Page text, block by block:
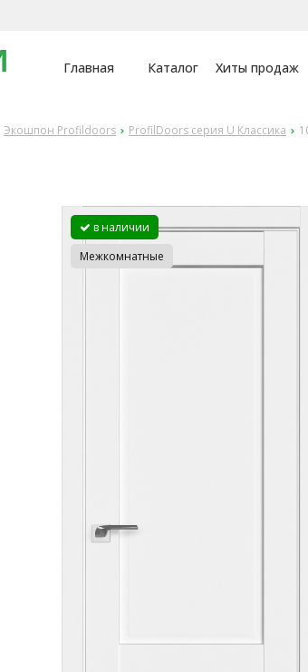
Главная Каталог Хиты продаж
Экошпон Profildoors ProfilDoors серия U Классика
в наличии
Межкомнатные